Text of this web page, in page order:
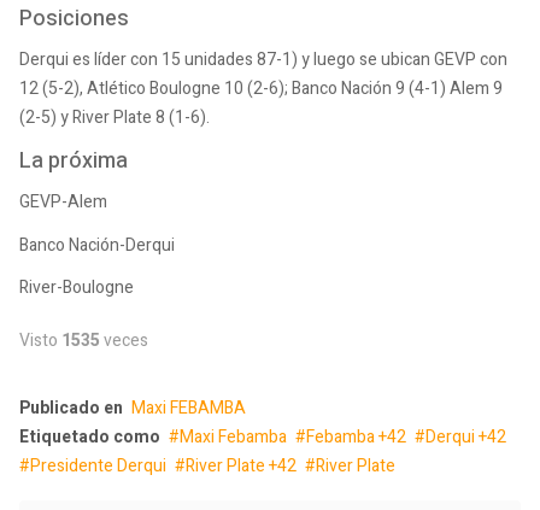
Posiciones
Derqui es líder con 15 unidades 87-1) y luego se ubican GEVP con
12 (5-2), Atlético Boulogne 10 (2-6); Banco Nación 9 (4-1) Alem 9
(2-5) y River Plate 8 (1-6).
La próxima
GEVP-Alem
Banco Nación-Derqui
River-Boulogne
Visto 1535veces
Publicado en Maxi FEBAMBA
Etiquetado como
Maxi Febamba Febamba +42
Derqui +42
Presidente Derqui
River Plate +42 River Plate